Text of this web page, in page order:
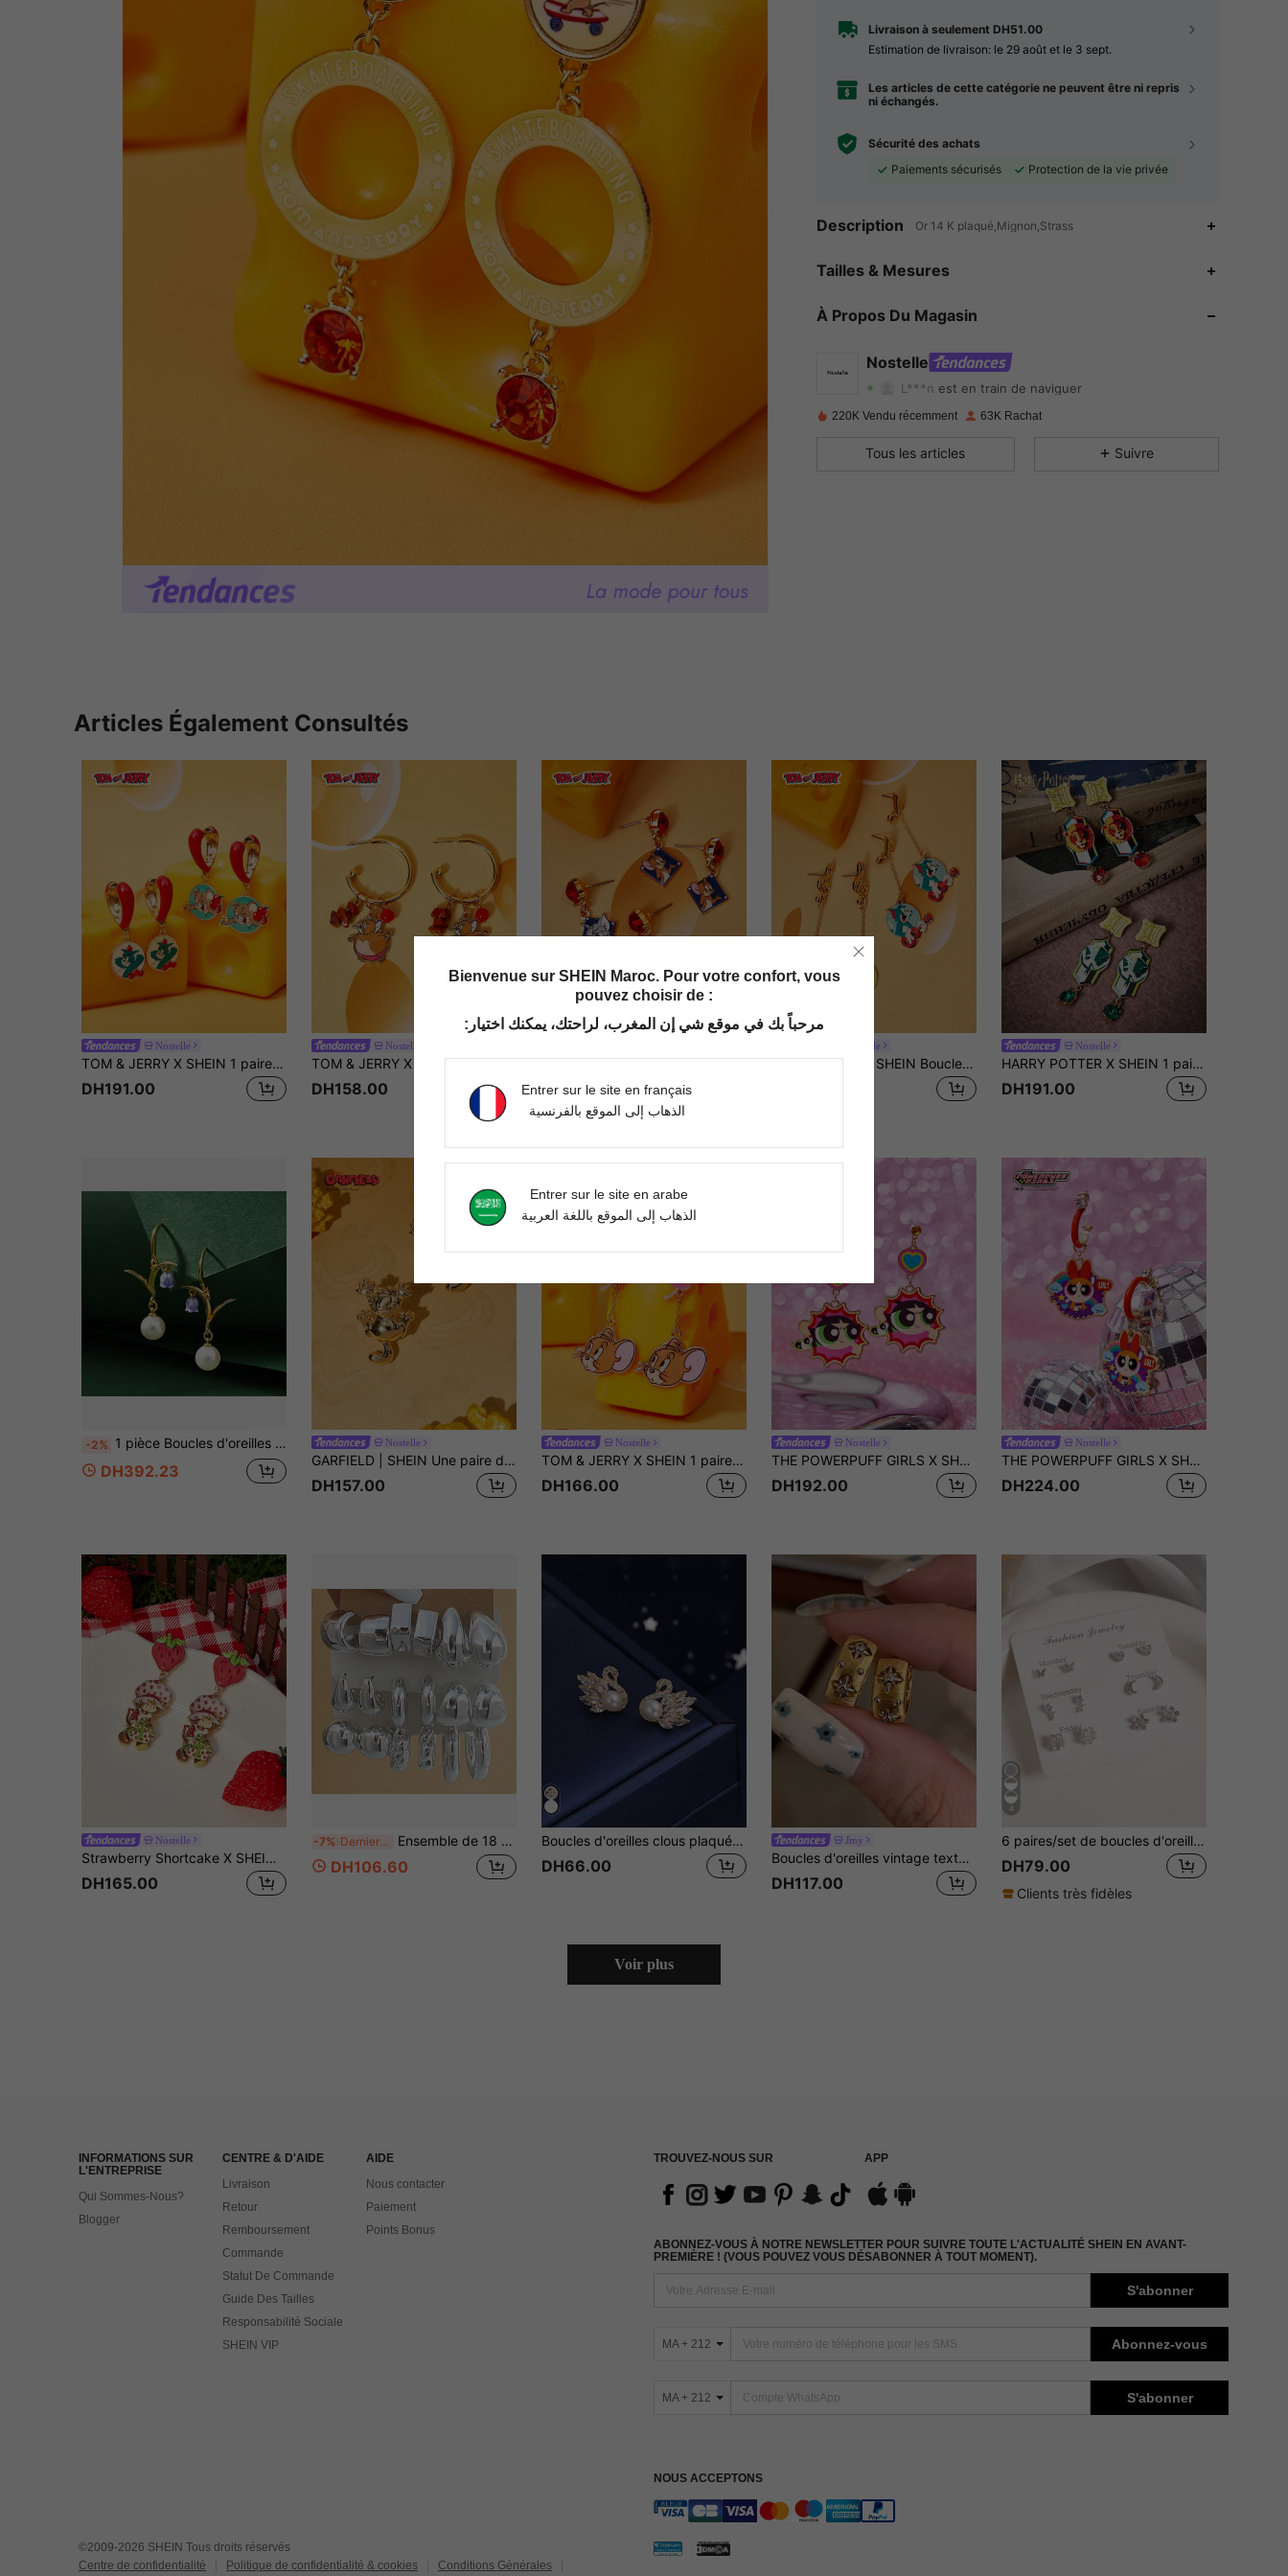
Livraison à seulement DH51.00
Estimation de livraison: le 29 août et le 3 sept.
Les articles de cette catégorie ne peuvent être ni repris
ni échangés.
Sécurité des achats
Paiements sécurisés
Protection de la vie privée
Description Or 14 K plaqué,Mignon,Strass
Tailles & Mesures
À Propos Du Magasin
Nostelle
4.89
4.89 3.1K
4.89 3.1K
L***n est en train de naviguer
4.89
220K Vendu récemment 63K Rachat
Tous les articles Suivre
Articles Également Consultés
Nostelle
TOM & JERRY X SHEIN 1 paire de boucles d'oreilles créoles en alliage de zinc à motif de dessin animé mignon et imprimé de cœur rouge. Léger et de luxe, décontracté et adorable, convient pour les fêtes, les concerts et les festivals.
DH191.00
Nostelle
TOM & JERRY X SHEIN 1 paire de boucles d'oreilles décontractées pour femmes avec éléments de dessin animé à la mode
DH158.00
TOM & JERRY X SHEIN 1 set de boucles d'oreilles en alliage de zinc à motif de dessin animé avec strass, simples et élégantes, convenant pour les fêtes, les concerts et les festivals
DH138.00
Nostelle
TOM & JERRY X SHEIN Boucles d'oreilles imprimées en alliage de zinc, motif animal de dessin animé, design de note de musique mignon, de luxe et de niche, exquis et élégant, décontracté et à la mode, convient pour diverses fêtes, concerts, festivals
Nostelle
HARRY POTTER X SHEIN 1 paire de boucles d'oreilles à clous en alliage de zinc avec motif de dessin animé et strass, simple et élégante, convient pour les fêtes, les concerts et les festivals
DH191.00
-2% 1 pièce Boucles d'oreilles pendantes originales à la mode, dorées avec perles et fleurs de lys violettes émaillées. Convient pour le port quotidien des femmes.
DH392.23
Nostelle
GARFIELD | SHEIN Une paire de nouvelles boucles d'oreilles à clous d'animaux de dessin animé créatives, design de joint IP, mignon et personnalisé, simple et généreux, peut également être utilisé comme accessoires, convient à diverses fêtes, concerts, festivals, cadeaux exquis
DH157.00
Nostelle
TOM & JERRY X SHEIN 1 paire de boucles d'oreilles décontractées pour femmes avec éléments de dessin animé à la mode
DH166.00
Nostelle
THE POWERPUFF GIRLS X SHEIN 1 paire de boucles d'oreilles décontractées et mignonnes avec éléments de dessin animé, de luxe et haut de gamme, convenant à diverses fêtes, concerts et festivals
DH192.00
Nostelle
THE POWERPUFF GIRLS X SHEIN 1 paire de boucles d'oreilles décontractées et mignonnes avec éléments de dessin animé, boucles d'oreilles à anneaux avec goutte d'huile exquise avec une sensation de luxe, convenant à diverses fêtes, concerts/festivals
DH224.00
Nostelle
Strawberry Shortcake X SHEIN Une paire de nouvelles boucles d'oreilles à clous imprimées de poupées mignonnes de dessin animé créatives, design conjoint IP, mignon et personnalisé, simple et généreux, peut également être utilisé comme accessoires, convient pour diverses fêtes, concerts, festivals, cadeaux exquis
DH165.00
-7% Derniers 3 jours Ensemble de 18 pièces de boucles d'oreilles géométriques CCB pour femmes
DH106.60
Boucles d'oreilles clous plaqué or avec petite perle simulée et pierres de zircone. Design élégant et mignon pour femmes, boucles d'oreilles en argent sterling S925
DH66.00
Jmy
Boucles d'oreilles vintage texturées en or avec cristal, nouvelles boucles d'oreilles rétro creuses à quatre feuilles fleuries de 2025 avec un design raffiné
DH117.00
4
6 paires/set de boucles d'oreilles clous minimalistes en forme de cœur et de C plaqué argent, cadeau pour femmes, convient pour la mère ou la petite amie
DH79.00
Clients très fidèles
Voir plus
INFORMATIONS SUR
L'ENTREPRISE
Qui Sommes-Nous?
Blogger
CENTRE & D'AIDE
Livraison
Retour
Remboursement
Commande
Statut De Commande
Guide Des Tailles
Responsabilité Sociale
SHEIN VIP
AIDE
Nous contacter
Paiement
Points Bonus
TROUVEZ-NOUS SUR APP
ABONNEZ-VOUS À NOTRE NEWSLETTER POUR SUIVRE TOUTE L'ACTUALITÉ SHEIN EN AVANT-
PREMIÈRE ! (VOUS POUVEZ VOUS DÉSABONNER À TOUT MOMENT).
S'abonner
MA + 212 Abonnez-vous
MA + 212 S'abonner
NOUS ACCEPTONS
©2009-2026 SHEIN Tous droits réservés
Centre de confidentialité
Politique de confidentialité & cookies Conditions Générales
Bienvenue sur SHEIN Maroc. Pour votre confort, vous
pouvez choisir de :
مرحباً بك في موقع شي إن المغرب، لراحتك، يمكنك اختيار:
Entrer sur le site en français
الذهاب إلى الموقع بالفرنسية
Entrer sur le site en arabe
الذهاب إلى الموقع باللغة العربية